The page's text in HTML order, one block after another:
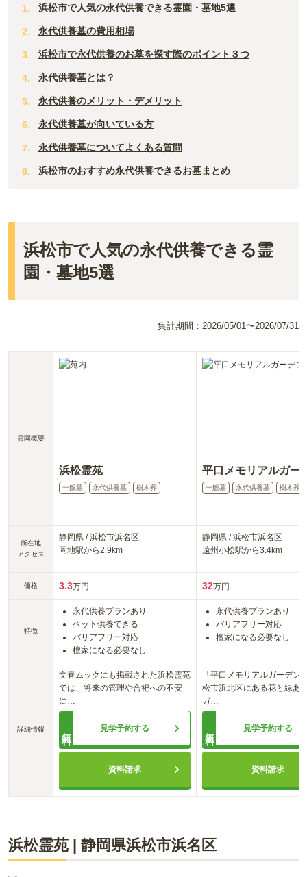
浜松市で人気の永代供養できる霊園・墓地5選
永代供養墓の費用相場
浜松市で永代供養のお墓を探す際のポイント３つ
永代供養墓とは？
永代供養のメリット・デメリット
永代供養墓が向いている方
永代供養墓についてよくある質問
浜松市のおすすめ永代供養できるお墓まとめ
浜松市で人気の永代供養できる霊
園・墓地5選
集計期間： 2026/05/01〜2026/07/31
霊園概要
所在地
アクセス
価格
特徴
詳細情報
浜松霊苑
一般墓 永代供養墓 樹木葬
静岡県 /浜松市浜名区
岡地駅から2.9km
3.3万円
永代供養プランあり
ペット供養できる
バリアフリー対応
檀家になる必要なし
文春ムックにも掲載された浜松霊苑
では、将来の管理や合祀への不安
に
見学予約する
資料請求
平口メモリアルガー
一般墓 永代供養墓 樹木葬
静岡県 /浜松市浜名区
遠州小松駅から3.4km
32万円
永代供養プランあり
バリアフリー対応
檀家になる必要なし
「平口メモリアルガーデン
松市浜北区にある花と緑あ
ガ
見学予約する
資料請求
浜松霊苑 | 静岡県浜松市浜名区